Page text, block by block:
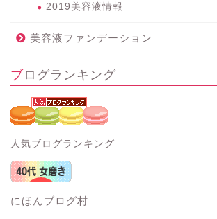
2019美容液情報
美容液ファンデーション
ブログランキング
人気ブログランキング
にほんブログ村